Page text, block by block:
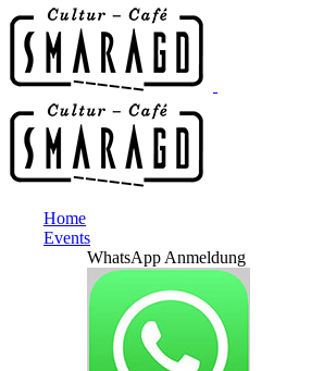
Home
Events
WhatsApp Anmeldung